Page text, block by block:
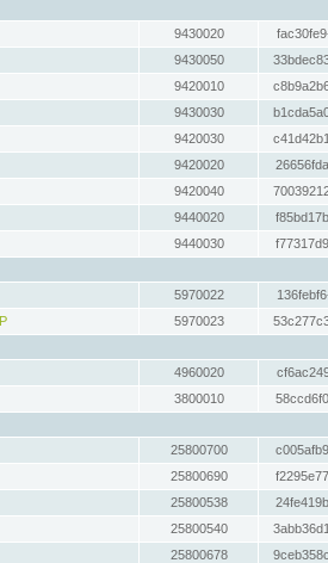
9430020
9430050
9420010
9430030
9420030
9420020
9420040
9440020
9440030
5970022
5970023
4960020
3800010
25800700
25800690
25800538
25800540
25800678